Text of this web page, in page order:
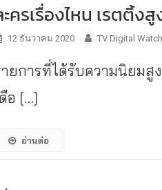
ครเรื่องไหน เรตติ้ง
12 ธันวาคม 2020 TV Digital Watch
ยการที่ได้รับความนิยมสู
อ […]
อ่านต่อ